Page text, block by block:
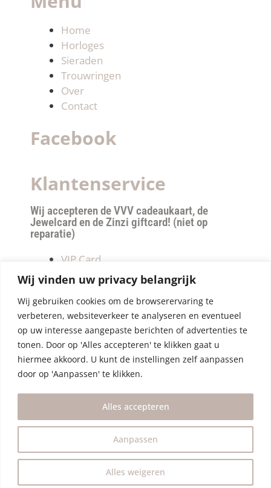
Wij vinden uw privacy belangrijk
Wij gebruiken cookies om de browserervaring te
verbeteren, websiteverkeer te analyseren en eventueel
op uw interesse aangepaste berichten of advertenties te
tonen. Door op 'Alles accepteren' te klikken gaat u
hiermee akkoord. U kunt de instellingen zelf aanpassen
door op 'Aanpassen' te klikken.
Aanpassen
Alles weigeren
Alles accepteren
Home
Horloges
Sieraden
Trouwringen
Over
Contact
Facebook
Klantenservice
Wij accepteren de VVV cadeaukaart, de
Jewelcard en de Zinzi giftcard! (niet op
reparatie)
VIP Card
Retourneren
Betalen & verzendkosten
Privacy Policy
Algemene Voorwaarden